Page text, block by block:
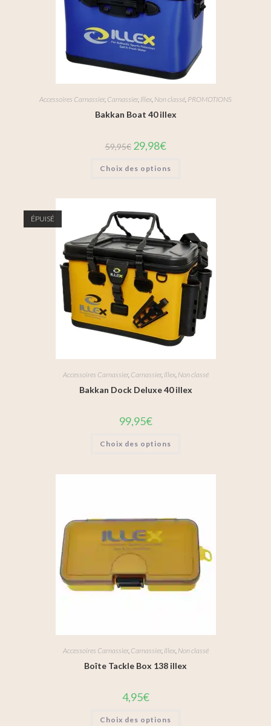
Accessoires Carnassier, Carnassier, Illex Non classé PROMOTIONS
Bakkan Boat 40 illex
59,95€ 29,98€
Choix des options
ÉPUISÉ
Accessoires Carnassier, Carnassier, Illex, Non classé
Bakkan Dock Deluxe 40 illex
99,95€
Choix des options
Accessoires Carnassier, Carnassier, Illex, Non classé
Boîte Tackle Box 138 illex
4,95€
Choix des options